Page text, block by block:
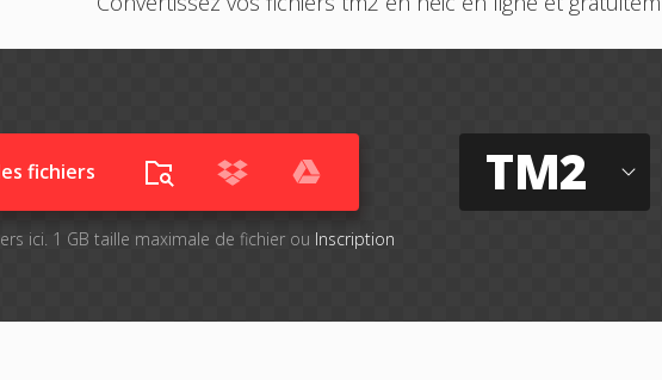
fichiers
ici. 1 GB taille maximale de fichier ou Inscription
TM2